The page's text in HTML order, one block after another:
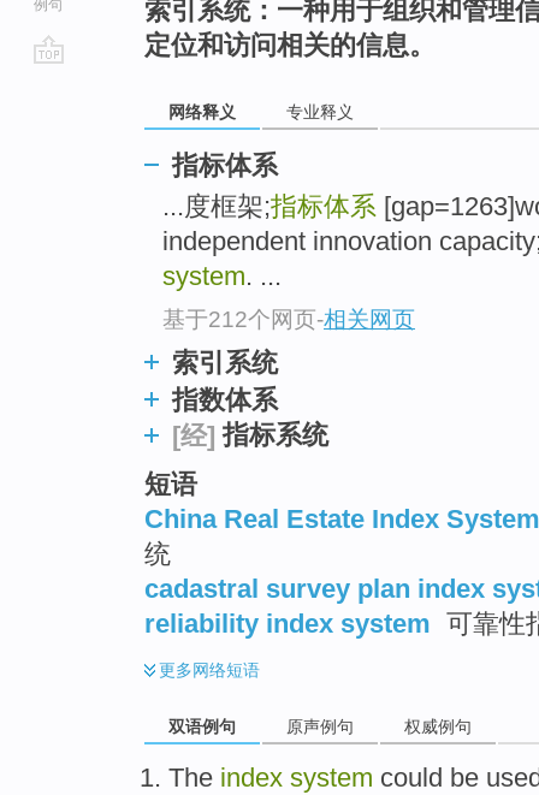
例句
索引系统：一种用于组织和管理
定位和访问相关的信息。
网络释义 专业释义
指标体系
...度框架;指标体系
independent innovation
system. ...
基于212个网页-相关网页
索引系统
指数体系
[经] 指标系统
短语
China Real Estate Index System
统
cadastral survey plan index
reliability index system 可靠性
更多网络短语
双语例句 原声例句 权威例句
The index system could be